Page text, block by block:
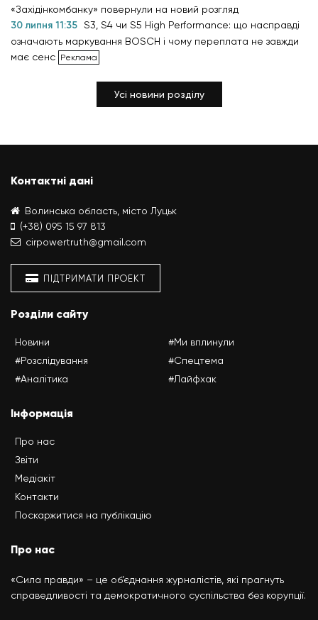
«Західінкомбанку» повернули на новий розгляд
30 липня 11:35 S3, S4 чи S5 High Performance: що насправді
означають маркування BOSCH і чому переплата не завжди
має сенс
Усі новини розділу
Контактні дані
Волинська область, місто Луцьк
(+38) 095 15 97 813
cirpowertruth@gmail.com
ПІДТРИМАТИ ПРОЕКТ
Розділи сайту
Новини
#Розслідування
#Аналітика
#Ми вплинули
#Спецтема
#Лайфхак
Інформація
Про нас
Звіти
Медіакіт
Контакти
Поскаржитися на публікацію
Про нас
«Сила правди» – це об’єднання журналістів, які прагнуть
справедливості та демократичного суспільства без корупції.